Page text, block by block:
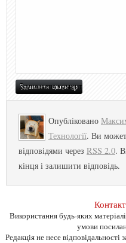
Опубліковано
Технології. Ви
відповідями через RSS 2.0.
кінця і залишити відповідь.
Використання будь-яких матеріалів, розміщених на сайті, дозволяється за
умови
Редакція не несе